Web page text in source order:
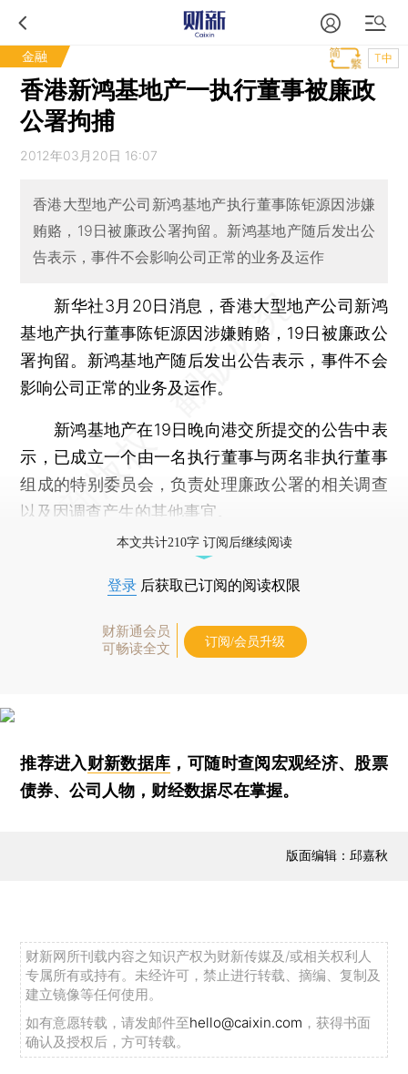
金融 T中
香港新鸿基地产一执行董事被廉政
公署拘捕
2012年03月20日 16:07
香港大型地产公司新鸿基地产执行董事陈钜源因涉嫌
贿赂，19日被廉政公署拘留。新鸿基地产随后发出公
告表示，事件不会影响公司正常的业务及运作
新华社3月20日消息，香港大型地产公司新鸿
基地产执行董事陈钜源因涉嫌贿赂，19日被廉政公
署拘留。新鸿基地产随后发出公告表示，事件不会
影响公司正常的业务及运作。
新鸿基地产在19日晚向港交所提交的公告中表
示，已成立一个由一名执行董事与两名非执行董事
组成的特别委员会，负责处理廉政公署的相关调查
以及因调查产生的其他事宜。
本文共计210字 订阅后继续阅读
登录 后获取已订阅的阅读权限
财新通会员
可畅读全文
订阅/会员升级
推荐进入财新数据库 ，可随时查阅宏观经济、股票
债券、公司人物，财经数据尽在掌握。
版面编辑：邱嘉秋
财新网所刊载内容之知识产权为财新传媒及/或相关权利人
专属所有或持有。未经许可，禁止进行转载、摘编、复制及
建立镜像等任何使用。
如有意愿转载，请发邮件至hello@caixin.com ，获得书面
确认及授权后，方可转载。